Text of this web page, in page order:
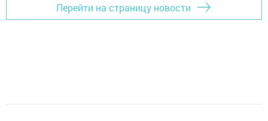
Перейти на страницу новости